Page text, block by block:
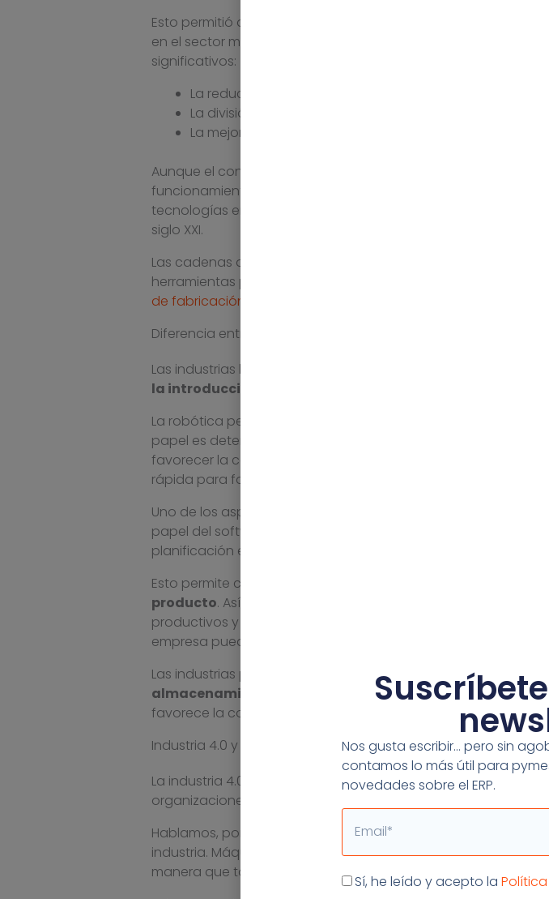
Esto permitió desarrollar coches en grandes cantidades
en el sector manufacturero. La idea de la
significativos:
La reducción de los tiempos muertos para favorecer la
La división y especialización de las tareas entre los
La mejora de las condiciones laborales para potenciar
Aunque el concepto de
ha
funcionamiento de muchas organizaciones, si bien con el
tecnologías en la última mitad del pasado siglo y la gran
siglo XXI.
Las cadenas de montaje de hoy están altamente
herramientas para medir los datos de las plantas de
de fabricación
Diferencia entre la cadena de montaje clásica y las plantas
Las industrias han experimentado cambios significativos en
la introducción de la robótica
La robótica permite realizar tareas repetitivas o peligrosas
papel es determinante para el buen funcionamiento de las
favorecer la colaboración entre el operario y la máquina,
rápida para fabricar diferentes modelos y variantes de
Uno de los aspectos clave en las
papel del software. Utilizar un software de fabricación
planificación eficaz de los procesos y
Esto permite corregir cualquier problema de manera
producto. Así, además, las herramientas de software
productivos y controlar los principales KPI’s o indicadores
empresa pueda funcionar con eficacia.
Las industrias pueden además utilizar herramientas que
almacenamiento, compras, ventas y logística
. Esto
favorece la colaboración entre departamentos y ayuda a
Industria 4.0 y cadenas de montaje
La industria 4.0 va mucho más allá de la informatización de
organizaciones.
Hablamos, por el contrario, del uso de las tecnologías para
industria. Máquinas, operarios y plantas de producción
manera que toda la información se recoge en tiempo real en
Nos gusta escribir… pero sin
contamos lo más útil para
novedades sobre el ERP.
Email
Aceptación
Sí, he leído y acepto la